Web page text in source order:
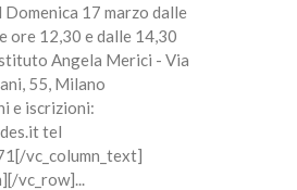
Domenica 17 marzo dalle
ore 12,30 e dalle 14,30
Angela Merici - Via
55, Milano
e iscrizioni:
tel
vc_column_text]
vc_row]...